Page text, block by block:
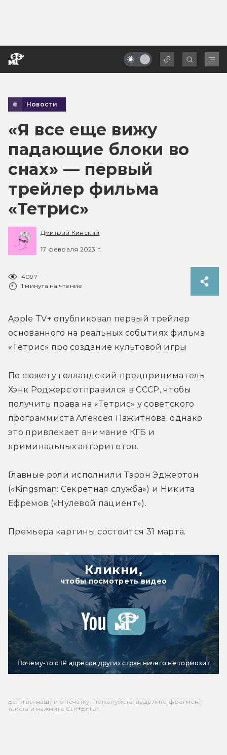
Новости
«Я все еще вижу
падающие блоки во
снах» — первый
трейлер фильма
«Тетрис»
Дмитрий Кинский
17 февраля 2023 г.
4097
1 минута на чтение
Apple TV+ опубликовал первый трейлер
основанного на реальных событиях фильма
«Тетрис» про создание культовой игры
По сюжету голландский предприниматель
Хэнк Роджерс отправился в СССР, чтобы
получить права на «Тетрис» у советского
программиста Алексея Пажитнова, однако
это привлекает внимание КГБ и
криминальных авторитетов.
Главные роли исполнили Тэрон Эджертон
(«Kingsman: Секретная служба») и Никита
Ефремов («Нулевой пациент»).
Премьера картины состоится 31 марта.
Кликни,
чтобы посмотреть видео
Почему-то с IP адресов других стран ничего не тормозит
Если вы нашли опечатку, пожалуйста, выделите фрагмент
текста и нажмите Ctrl+Enter.